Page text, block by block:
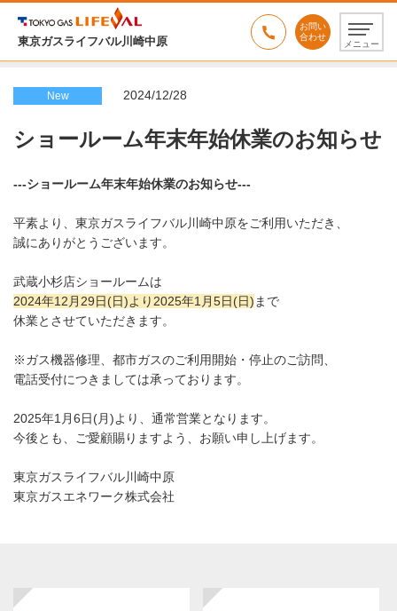
東京ガスライフバル川崎中原
お問い
合わせ
メニュー
New 2024/12/28
ショールーム年末年始休業のお知らせ
---ショールーム年末年始休業のお知らせ---
平素より、東京ガスライフバル川崎中原をご利用いただき、
誠にありがとうございます。
武蔵小杉店ショールームは
2024年12月29日(日)より2025年1月5日(日) まで
休業とさせていただきます。
※ガス機器修理、都市ガスのご利用開始・停止のご訪問、
電話受付につきましては承っております。
2025年1月6日(月)より、通常営業となります。
今後とも、ご愛顧賜りますよう、お願い申し上げます。
東京ガスライフバル川崎中原
東京ガスエネワーク株式会社